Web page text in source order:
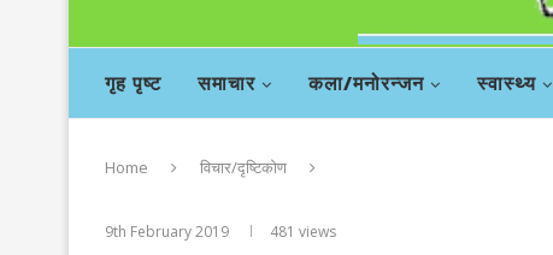
गृह पृष्ट समाचार कला/मनोरन्जन स्वास्थ्य
Home विचार/दृष्टिकोण
9th February 2019 481 views